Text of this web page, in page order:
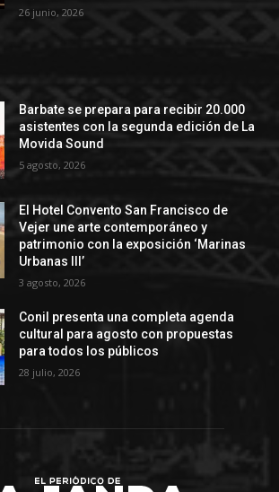
26 junio, 2026
Barbate se prepara para recibir 20.000
asistentes con la segunda edición de La
Movida Sound
5 agosto, 2026
El Hotel Convento San Francisco de
Vejer une arte contemporáneo y
patrimonio con la exposición ‘Marinas
Urbanas III’
3 agosto, 2026
Conil presenta una completa agenda
cultural para agosto con propuestas
para todos los públicos
28 julio, 2026